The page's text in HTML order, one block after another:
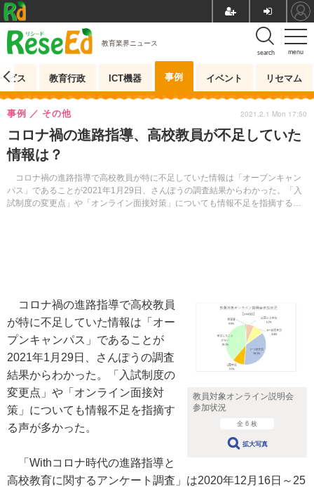
menu
search
教育業界ニュース
ビス 教育行政 ICT機器 事例 イベント リセマム
コロナ禍の進路指導、高校教員が不足していた
情報は？
コロナ禍の進路指導で高校教員が特に不足していた情報は「オープンキャン
パス」であることが2021年1月29日、さんぽうの調査結果からわかった。「入
試制度の変更点」や「オンライン面接対策」についても情報不足を指摘する声
事例 その他 2021.2.1 Mon 17:50
教員対象オンライン説明会
参加状況
全 6 枚
拡大写真
コロナ禍の進路指導で高校教員
が特に不足していた情報は「オー
プンキャンパス」であることが
2021年1月29日、さんぽうの調査
結果からわかった。「入試制度の
変更点」や「オンライン面接対
策」についても情報不足を指摘す
る声が多かった。
「Withコロナ時代の進路指導と
高校教育に関するアンケート調査」は2020年12月16日～25